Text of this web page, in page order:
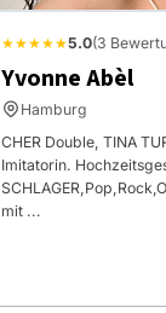
★★★★★5.0(3
Yvonne Abèl
Hamburg
CHER Double, TINA
Imitatorin.
mit ...